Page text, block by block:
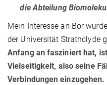
die Abteilung
Mein Interesse an Bor
der Universität Strathclyde
Anfang an fasziniert hat,
Vielseitigkeit, also seine
Verbindungen einzugehen.